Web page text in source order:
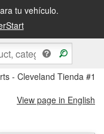
tu vehículo.
recógela en la tienda
- Cleveland Tienda
View page in English